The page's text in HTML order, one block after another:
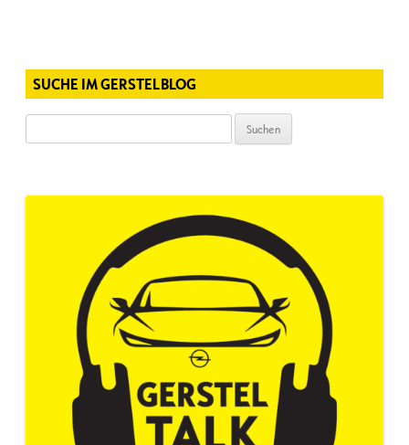
SUCHE IM GERSTELBLOG
nach: